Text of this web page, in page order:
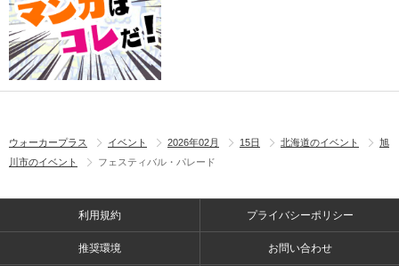
ウォーカープラス イベント 2026年02月 15日 北海道のイベント
旭
川市のイベント
フェスティバル・パレード
利用規約 プライバシーポリシー
推奨環境 お問い合わせ